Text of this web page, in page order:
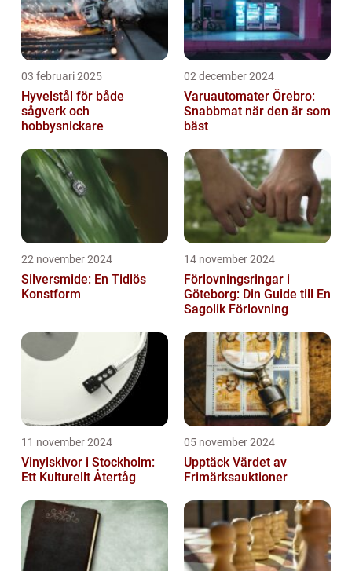
03 februari 2025
Hyvelstål för både
sågverk och
hobbysnickare
02 december 2024
Varuautomater Örebro:
Snabbmat när den är som
bäst
22 november 2024
Silversmide: En Tidlös
Konstform
14 november 2024
Förlovningsringar i
Göteborg: Din Guide till En
Sagolik Förlovning
11 november 2024
Vinylskivor i Stockholm:
Ett Kulturellt Återtåg
05 november 2024
Upptäck Värdet av
Frimärksauktioner